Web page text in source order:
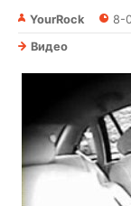
YourRock 8-
Видео